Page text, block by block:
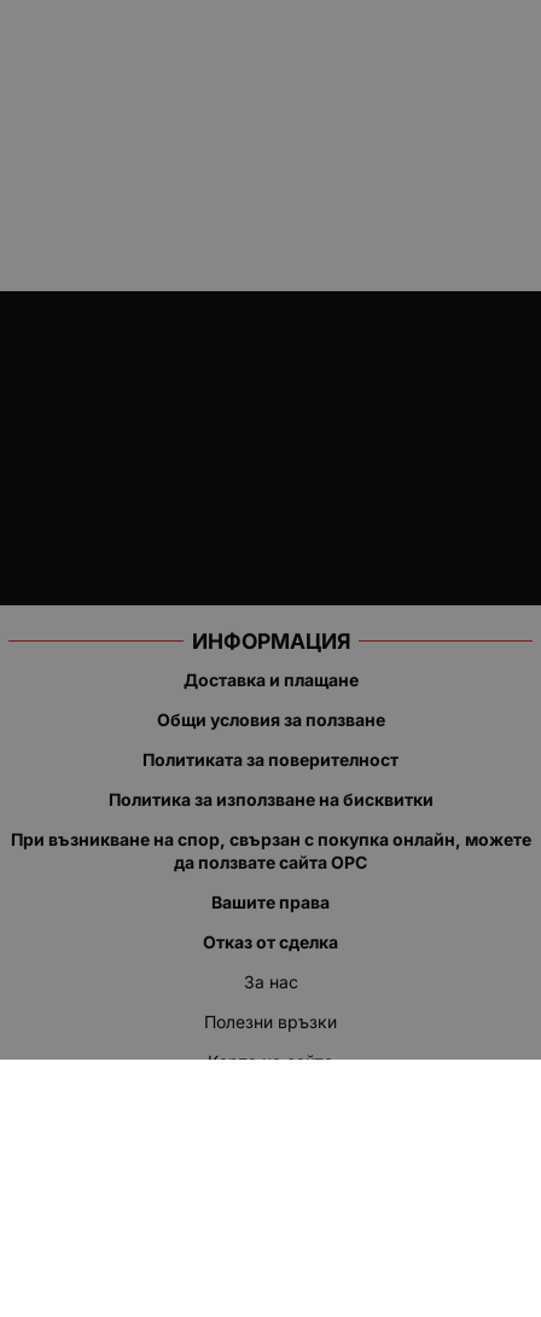
ИНФОРМАЦИЯ
Доставка и плащане
Общи условия за ползване
Политиката за поверителност
Политика за използване на бисквитки
При възникване на спор, свързан с покупка онлайн, можете
да ползвате сайта ОРС
Вашите права
Отказ от сделка
За нас
Полезни връзки
Карта на сайта